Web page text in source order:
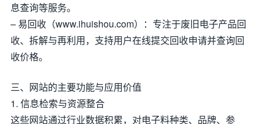
息查询等服务。
– 易回收（www.ihuishou.com）：专注于废旧电子产品回
收、拆解与再利用，支持用户在线提交回收申请并查询回
收价格。
三、网站的主要功能与应用价值
1. 信息检索与资源整合
这些网站通过行业数据积累，对电子料种类、品牌、参